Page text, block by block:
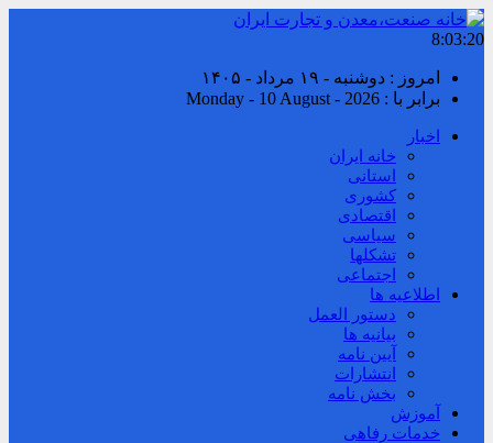
8:03:20
امروز : دوشنبه - ۱۹ مرداد - ۱۴۰۵
برابر با : Monday - 10 August - 2026
اخبار
خانه ایران
استانی
کشوری
اقتصادی
سیاسی
تشکلها
اجتماعی
اطلاعیه ها
دستور العمل
بیانیه ها
آیین نامه
انتشارات
بخش نامه
آموزش
خدمات رفاهی